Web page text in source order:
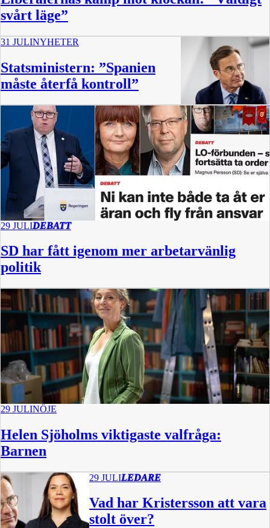
svårt läge”
31 JULINYHETER
Statsministern: ”Spanien
måste återfå kontroll”
29 JULIDEBATT
SD har fått igenom mer arbetarvänlig
politik
29 JULINÖJE
Helen Sjöholms viktigaste valfråga:
Barnen
29 JULILEDARE
Vad har Kristersson att vara
stolt över?